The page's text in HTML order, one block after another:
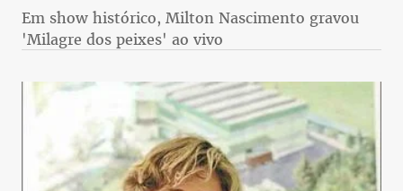
Em show histórico, Milton Nascimento gravou
'Milagre dos peixes' ao vivo